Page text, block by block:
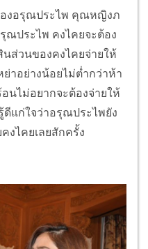
งอรุณประไพ คุณหญิงภ
ณประไพ คงไคยจะต้อง
ส่วนของคงไคยจ่ายให้
าอย่างน้อยไม่ต่ำกว่าห้า
นไม่อยากจะต้องจ่ายให้
ดีแก่ใจว่าอรุณประไพยัง
งไคยเลยสักครั้ง